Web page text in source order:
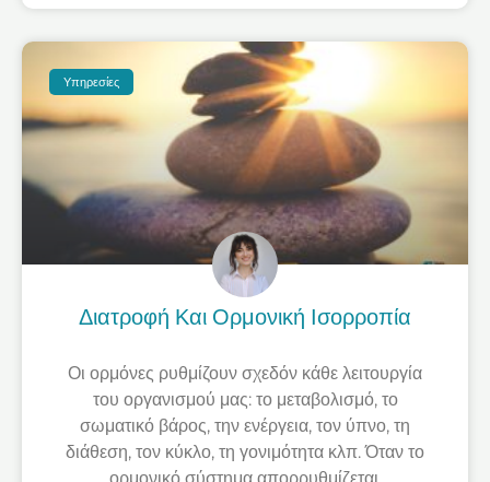
Υπηρεσίες
Διατροφή Και Ορμονική Ισορροπία
Οι ορμόνες ρυθμίζουν σχεδόν κάθε λειτουργία
του οργανισμού μας: το μεταβολισμό, το
σωματικό βάρος, την ενέργεια, τον ύπνο, τη
διάθεση, τον κύκλο, τη γονιμότητα κλπ. Όταν το